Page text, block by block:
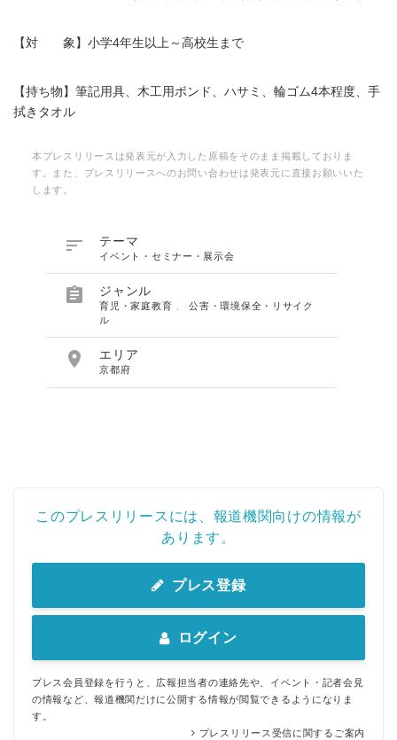
【対 象】小学4年生以上～高校生まで
【持ち物】筆記用具、木工用ボンド、ハサミ、輪ゴム4本程度、手
拭きタオル
本プレスリリースは発表元が入力した原稿をそのまま掲載しておりま
す。また、プレスリリースへのお問い合わせは発表元に直接お願いいた
します。
 テーマ
イベント・セミナー・展示会
 ジャンル
育児・家庭教育 、公害・環境保全・リサイク
ル
 エリア
京都府
このプレスリリースには、報道機関向けの情報が
あります。
プレス登録
ログイン
プレス会員登録を行うと、広報担当者の連絡先や、イベント・記者会見
の情報など、報道機関だけに公開する情報が閲覧できるようになりま
す。
プレスリリース受信に関するご案内